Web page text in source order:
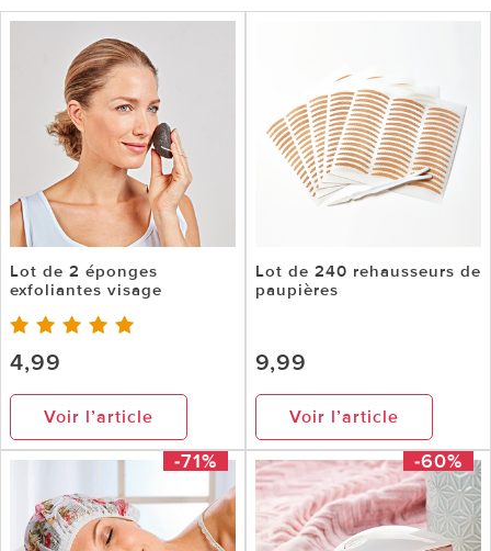
Lot de 2 éponges
exfoliantes visage
4,99
Voir l’article
Lot de 240 rehausseurs de
paupières
9,99
Voir l’article
-71% -60%